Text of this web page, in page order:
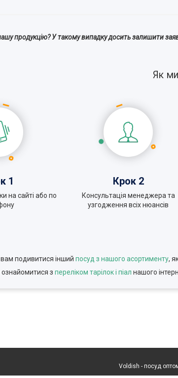
продукцію? У такому випадку досить залишити
Як
1
на сайті або по
Крок 2
Консультація менеджера та
узгодження всіх нюансів
подивитися інший посуд з нашого асортименту,
з переліком тарілок і піал нашого